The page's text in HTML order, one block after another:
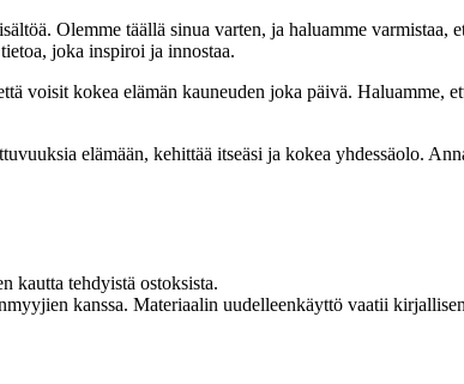
Olemme täällä sinua varten, ja haluamme varmistaa,
joka inspiroi ja innostaa.
voisit kokea elämän kauneuden joka päivä. Haluamme,
elämään, kehittää itseäsi ja kokea yhdessäolo.
kautta tehdyistä ostoksista.
kanssa. Materiaalin uudelleenkäyttö vaatii